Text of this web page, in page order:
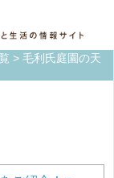
> 毛利氏庭園の天